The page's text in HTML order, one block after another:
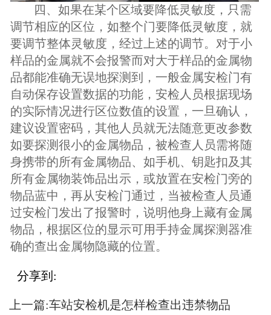
四、如果在某个区域要降低灵敏度，只需
调节相应的区位，如整个门要降低灵敏度，就
要调节整体灵敏度，经过上述的调节。对于小
样品的金属就不会报警而对大于样品的金属物
品都能准确无误地探测到，一般金属安检门有
自动保存设置数据的功能，安检人员根据现场
的实际情况进行区位数值的设置，一旦确认，
建议设置密码，其他人员就无法随意更改参数
如要探测很小的金属物品，被检查人员需将随
身携带的所有金属物品、如手机、钥匙扣及其
所有金属物装饰品出示，或放置在安检门旁的
物品蓝中，再从安检门通过，当被检查人员通
过安检门发出了报警时，说明他身上藏有金属
物品，根据区位的显示可用手持金属探测器准
确的查出金属物隐藏的位置。
分享到:
上一篇:车站安检机是怎样检查出违禁物品